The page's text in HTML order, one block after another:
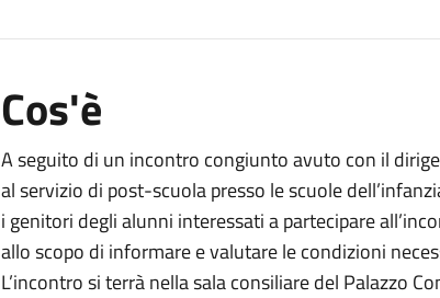
Cos'è
A seguito di un incontro congiunto avuto con il
al servizio di post-scuola presso le scuole
i genitori degli alunni interessati a partecipare
allo scopo di informare e valutare le condizioni
L’incontro si terrà nella sala consiliare del Palazzo